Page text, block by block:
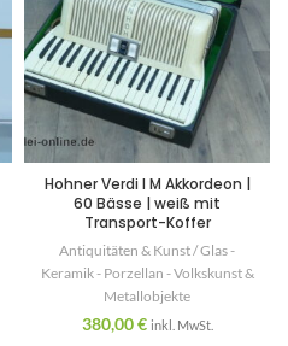
Hohner Verdi I M Akkordeon |
60 Bässe | weiß mit
Transport-Koffer
Antiquitäten & Kunst / Glas -
Keramik - Porzellan - Volkskunst &
Metallobjekte
380,00€ inkl. MwSt.